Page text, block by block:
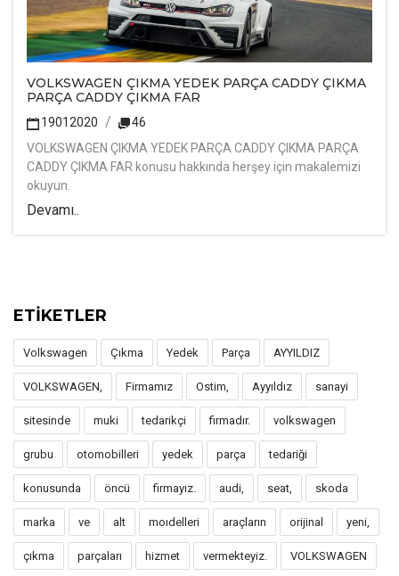
VOLKSWAGEN ÇIKMA YEDEK PARÇA CADDY ÇIKMA
PARÇA CADDY ÇIKMA FAR
19012020
46
VOLKSWAGEN ÇIKMA YEDEK PARÇA CADDY ÇIKMA PARÇA
CADDY ÇIKMA FAR konusu hakkında herşey için makalemizi
okuyun.
Devamı..
ETİKETLER
Volkswagen Çıkma Yedek Parça AYYILDIZ
VOLKSWAGEN, Firmamız Ostim, Ayyıldız sanayi
sitesinde muki tedarikçi firmadır. volkswagen
grubu otomobilleri yedek parça tedariği
konusunda öncü firmayız. audi, seat, skoda
marka ve alt moıdelleri araçların orijinal yeni,
çıkma parçaları hizmet vermekteyiz. VOLKSWAGEN